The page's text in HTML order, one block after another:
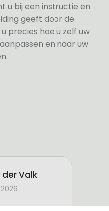
u bij een instructie en
geeft door de
precies hoe u zelf uw
en naar uw